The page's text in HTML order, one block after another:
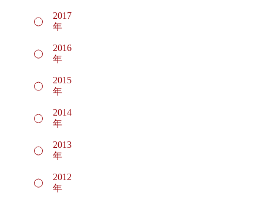
2017
年
2016
年
2015
年
2014
年
2013
年
2012
年